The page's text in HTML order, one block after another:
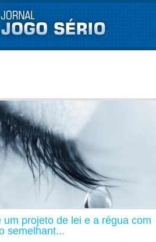
um projeto de lei e a régua com
semelhant...